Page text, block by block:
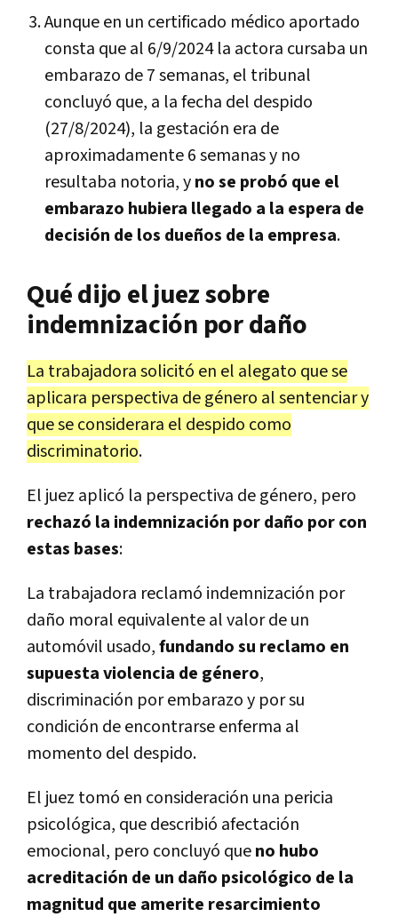
Aunque en un certificado médico aportado
consta que al 6/9/2024 la actora cursaba un
embarazo de 7 semanas, el tribunal
concluyó que, a la fecha del despido
(27/8/2024), la gestación era de
aproximadamente 6 semanas y no
resultaba notoria, yno se probó que el
embarazo hubiera llegado a la espera de
decisión de los dueños de la empresa.
Qué dijo el juez sobre
indemnización por daño
La trabajadora solicitó en el alegato que se
aplicara perspectiva de género al sentenciar y
que se considerara el despido como
discriminatorio.
El juez aplicó la perspectiva de género, pero
rechazó la indemnización por daño por con
estas bases:
La trabajadora reclamó indemnización por
daño moral equivalente al valor de un
automóvil usado,fundando su reclamo en
supuesta violencia de género,
discriminación por embarazo y por su
condición de encontrarse enferma al
momento del despido.
El juez tomó en consideración una pericia
psicológica, que describió afectación
emocional, pero concluyó queno hubo
acreditación de un daño psicológico de la
magnitud que amerite resarcimiento